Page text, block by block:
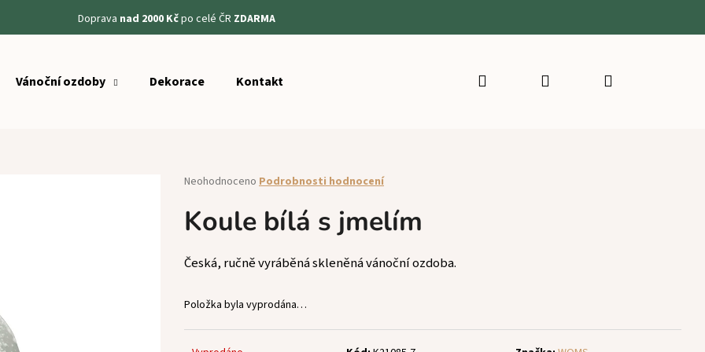
Doprava nad 2000 Kčpo celé ČR ZDARMA
Vánoční ozdoby Dekorace Kontakt Hledat PřihlášeníNákupní
Průměrné
produktu
je
z
5
Neohodnoceno Podrobnosti hodnocení
Koule bílá s jmelím
Česká, ručně vyráběná skleněná vánoční ozdoba.
Položka byla vyprodána…
Co potřebujete najít?